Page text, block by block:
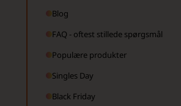
Blog
FAQ - oftest stillede spørgsmål
Populære produkter
Singles Day
Black Friday